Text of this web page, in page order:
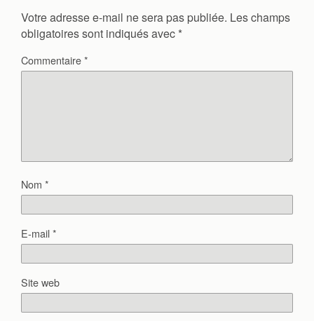
Votre adresse e-mail ne sera pas publiée. Les champs
obligatoires sont indiqués avec *
Commentaire*
Nom *
E-mail*
Site web